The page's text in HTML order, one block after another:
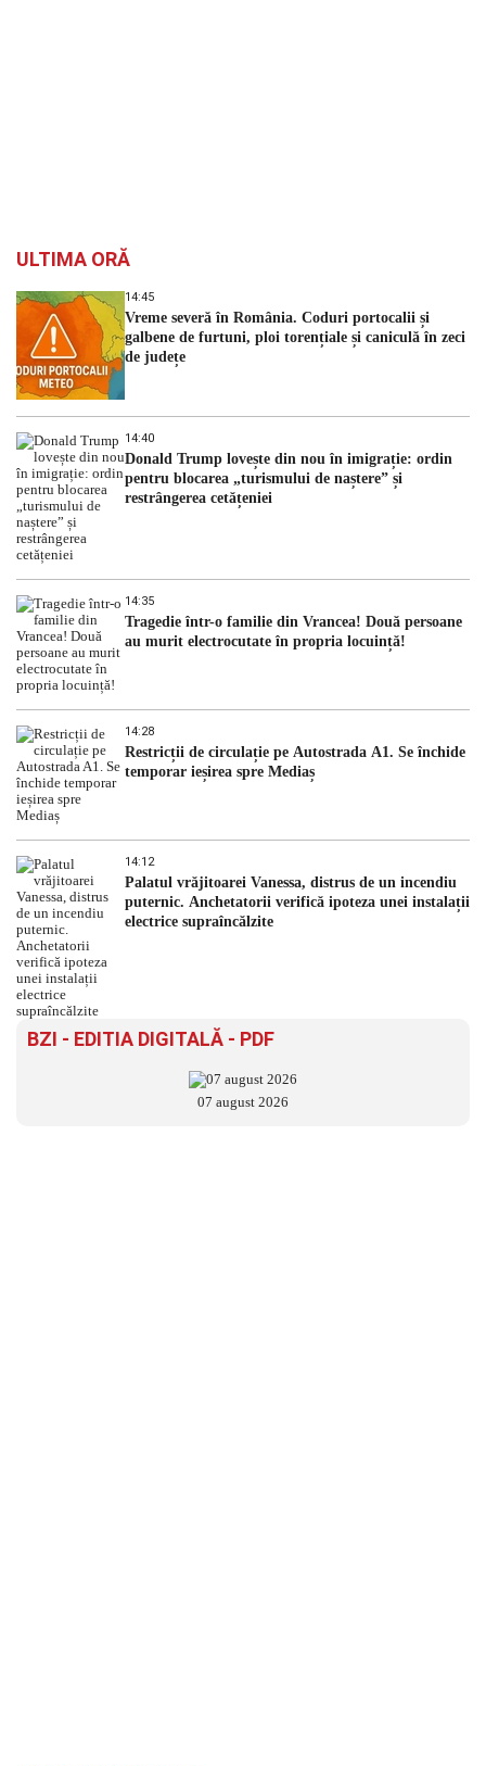
ULTIMA ORĂ
14:45
Vreme severă în România. Coduri portocalii și
galbene de furtuni, ploi torențiale și caniculă în zeci
de județe
14:40
Donald Trump lovește din nou în imigrație: ordin
pentru blocarea „turismului de naștere” și
restrângerea cetățeniei
14:35
Tragedie într-o familie din Vrancea! Două persoane
au murit electrocutate în propria locuință!
14:28
Restricții de circulație pe Autostrada A1. Se închide
temporar ieșirea spre Mediaș
14:12
Palatul vrăjitoarei Vanessa, distrus de un incendiu
puternic. Anchetatorii verifică ipoteza unei instalații
electrice supraîncălzite
BZI - EDITIA DIGITALĂ - PDF
07 august 2026